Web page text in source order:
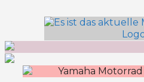
springen